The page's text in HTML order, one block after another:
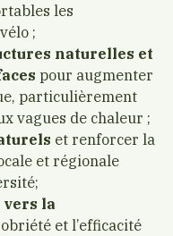
les
;
naturelles et
pour augmenter
particulièrement
vagues de chaleur ;
et renforcer la
et régionale
la
et l’efficacité